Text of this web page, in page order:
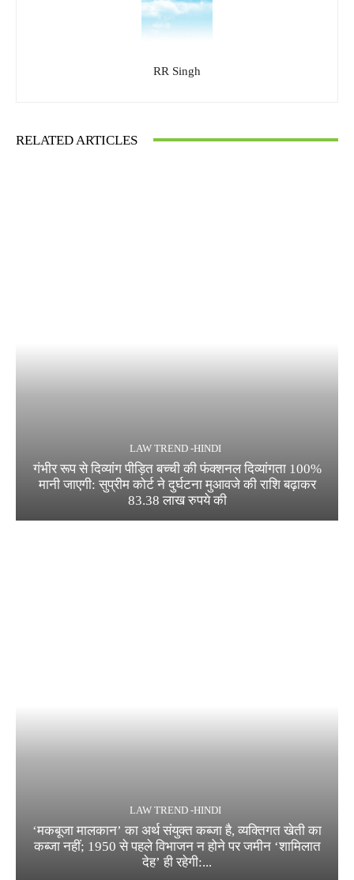
RR Singh
RELATED ARTICLES
LAW TREND -HINDI
गंभीर रूप से दिव्यांग पीड़ित बच्ची की फंक्शनल दिव्यांगता 100%
मानी जाएगी: सुप्रीम कोर्ट ने दुर्घटना मुआवजे की राशि बढ़ाकर
83.38 लाख रुपये की
LAW TREND -HINDI
‘मकबूजा मालकान’ का अर्थ संयुक्त कब्जा है, व्यक्तिगत खेती का
कब्जा नहीं; 1950 से पहले विभाजन न होने पर जमीन ‘शामिलात
देह’ ही रहेगी:...